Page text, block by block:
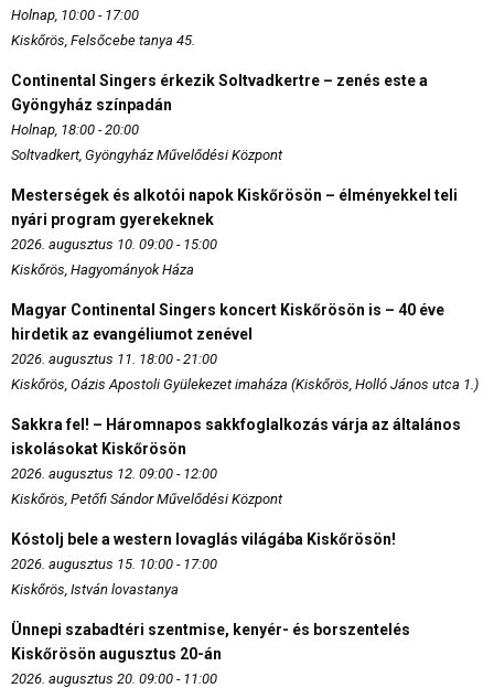
Holnap, 10:00 - 17:00
Kiskőrös, Felsőcebe tanya 45.
Continental Singers érkezik Soltvadkertre – zenés este a
Gyöngyház színpadán
Holnap, 18:00 - 20:00
Soltvadkert, Gyöngyház Művelődési Központ
Mesterségek és alkotói napok Kiskőrösön – élményekkel teli
nyári program gyerekeknek
2026. augusztus 10. 09:00 - 15:00
Kiskőrös, Hagyományok Háza
Magyar Continental Singers koncert Kiskőrösön is – 40 éve
hirdetik az evangéliumot zenével
2026. augusztus 11. 18:00 - 21:00
Kiskőrös, Oázis Apostoli Gyülekezet imaháza (Kiskőrös, Holló János utca 1.)
Sakkra fel! – Háromnapos sakkfoglalkozás várja az általános
iskolásokat Kiskőrösön
2026. augusztus 12. 09:00 - 12:00
Kiskőrös, Petőfi Sándor Művelődési Központ
Kóstolj bele a western lovaglás világába Kiskőrösön!
2026. augusztus 15. 10:00 - 17:00
Kiskőrös, István lovastanya
Ünnepi szabadtéri szentmise, kenyér- és borszentelés
Kiskőrösön augusztus 20-án
2026. augusztus 20. 09:00 - 11:00